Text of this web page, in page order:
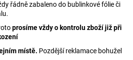
řádně zabaleno do bublinkové fólie či
prosíme vždy o kontrolu zboží již při
místě. Pozdější reklamace bohužel